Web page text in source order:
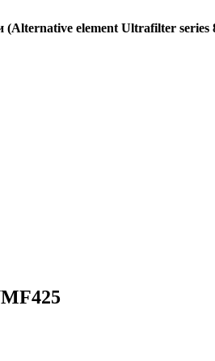
element Ultrafilter series